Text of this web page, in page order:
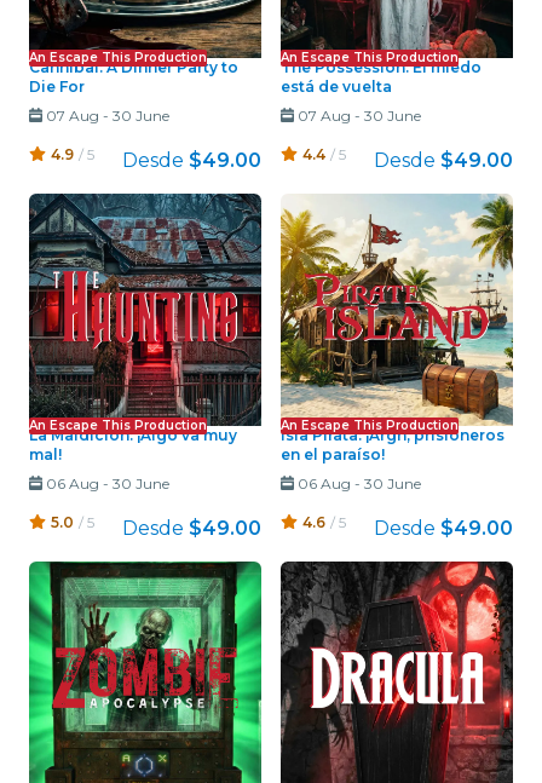
An Escape This Production
Cannibal: A Dinner Party to
Die For
07 Aug - 30 June
4.9 / 5 Desde $49.00
An Escape This Production
The Possession: El miedo
está de vuelta
07 Aug - 30 June
4.4 / 5 Desde $49.00
An Escape This Production
La Maldición: ¡Algo va muy
mal!
06 Aug - 30 June
5.0 / 5 Desde $49.00
An Escape This Production
Isla Pirata: ¡Argh, prisioneros
en el paraíso!
06 Aug - 30 June
4.6 / 5 Desde $49.00